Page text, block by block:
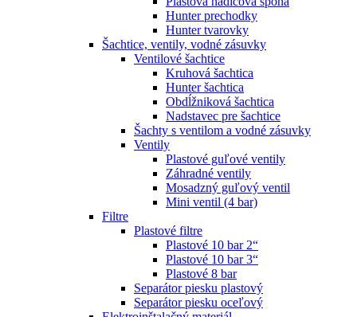
Hunter prechodky
Hunter tvarovky
Šachtice, ventily, vodné zásuvky
Ventilové šachtice
Kruhová šachtica
Hunter šachtica
Obdĺžniková šachtica
Nadstavec pre šachtice
Šachty s ventilom a vodné zásuvky
Ventily
Plastové guľové ventily
Záhradné ventily
Mosadzný guľový ventil
Mini ventil (4 bar)
Filtre
Plastové filtre
Plastové 10 bar 2“
Plastové 10 bar 3“
Plastové 8 bar
Separátor piesku plastový
Separátor piesku oceľový